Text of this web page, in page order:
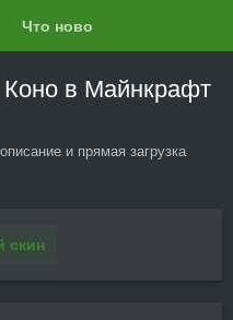
Что нового?
Коно в Майнкрафт
и прямая загрузка
скин